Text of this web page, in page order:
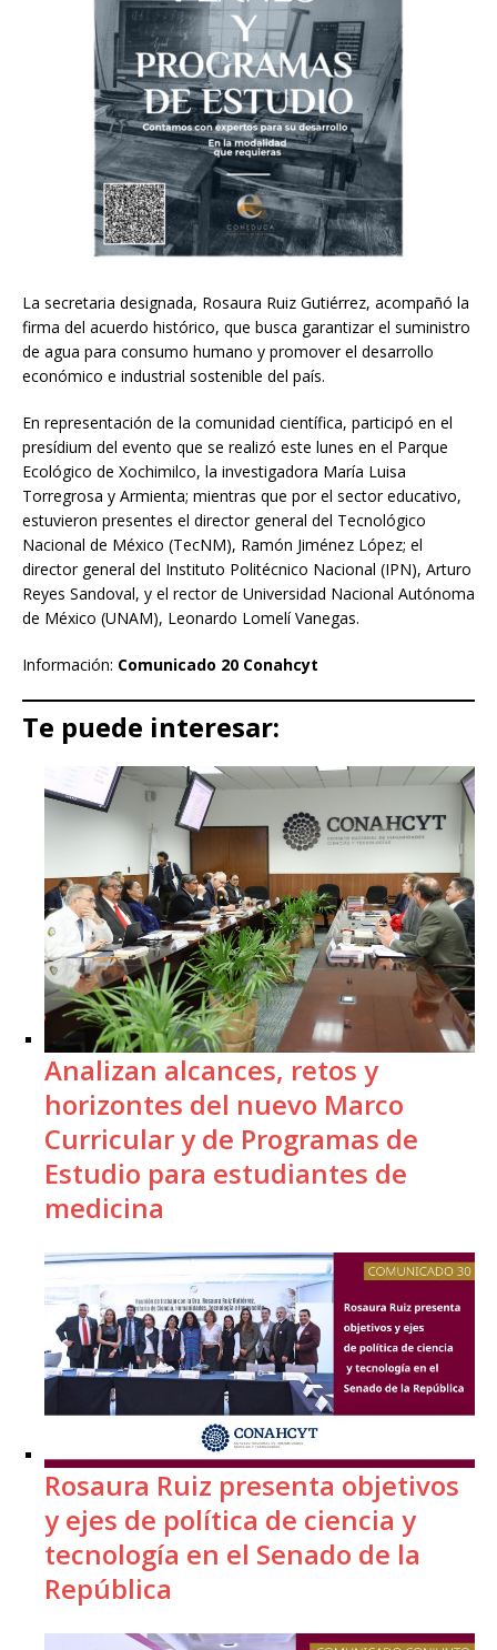
La secretaria designada, Rosaura Ruiz Gutiérrez, acompañó la
firma del acuerdo histórico, que busca garantizar el suministro
de agua para consumo humano y promover el desarrollo
económico e industrial sostenible del país.
En representación de la comunidad científica, participó en el
presídium del evento que se realizó este lunes en el Parque
Ecológico de Xochimilco, la investigadora María Luisa
Torregrosa y Armienta; mientras que por el sector educativo,
estuvieron presentes el director general del Tecnológico
Nacional de México (TecNM), Ramón Jiménez López; el
director general del Instituto Politécnico Nacional (IPN), Arturo
Reyes Sandoval, y el rector de Universidad Nacional Autónoma
de México (UNAM), Leonardo Lomelí Vanegas.
Información: Comunicado 20 Conahcyt
Te puede interesar:
Analizan alcances, retos y
horizontes del nuevo Marco
Curricular y de Programas de
Estudio para estudiantes de
medicina
Rosaura Ruiz presenta objetivos
y ejes de política de ciencia y
tecnología en el Senado de la
República